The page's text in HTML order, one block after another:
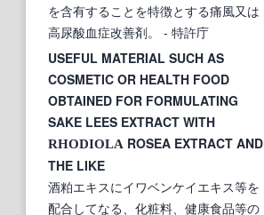
を含有することを特徴とする痛風又は
高尿酸血症改善剤。
- 特許庁
USEFUL MATERIAL SUCH AS
COSMETIC OR HEALTH FOOD
OBTAINED FOR FORMULATING
SAKE LEES EXTRACT WITH
RHODIOLA ROSEA EXTRACT AND
THE LIKE
酒粕エキスにイワベンケイエキス等を
配合してなる、化粧料、健康食品等の